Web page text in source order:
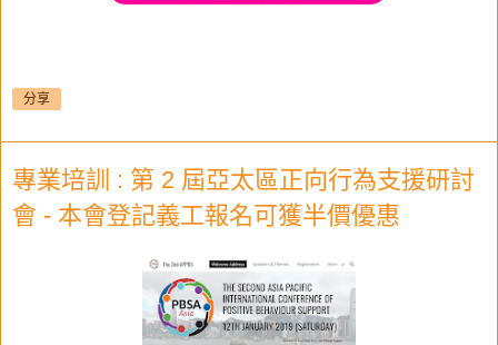
分享
專業培訓 : 第 2 屆亞太區正向行為支援研討
會 - 本會登記義工報名可獲半價優惠